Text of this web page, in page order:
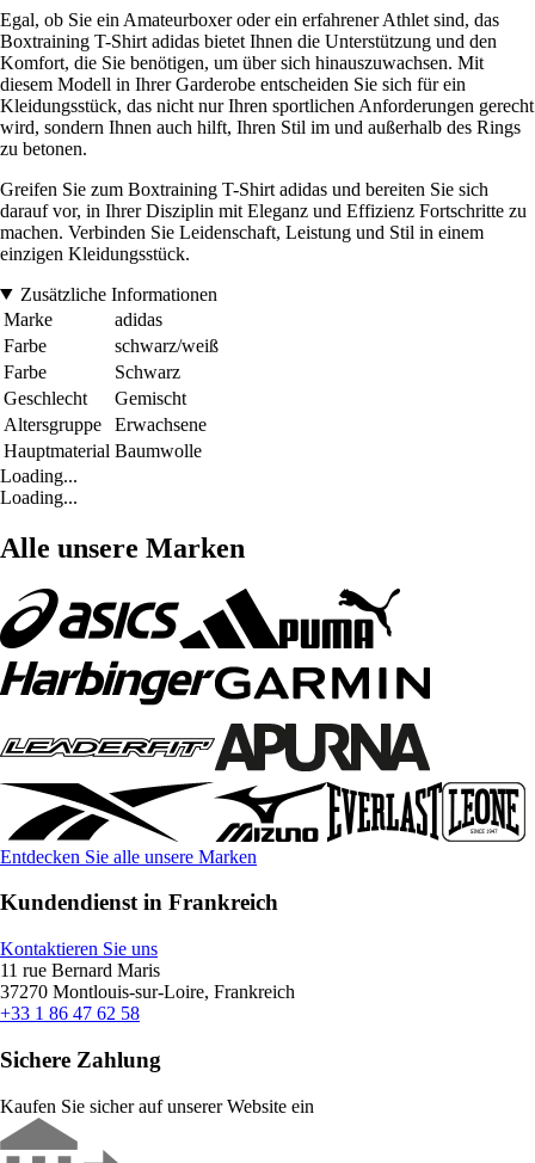
Egal, ob Sie ein Amateurboxer oder ein erfahrener Athlet sind, das
Boxtraining T-Shirt adidas bietet Ihnen die Unterstützung und den
Komfort, die Sie benötigen, um über sich hinauszuwachsen. Mit
diesem Modell in Ihrer Garderobe entscheiden Sie sich für ein
Kleidungsstück, das nicht nur Ihren sportlichen Anforderungen gerecht
wird, sondern Ihnen auch hilft, Ihren Stil im und außerhalb des Rings
zu betonen.
Greifen Sie zum Boxtraining T-Shirt adidas und bereiten Sie sich
darauf vor, in Ihrer Disziplin mit Eleganz und Effizienz Fortschritte zu
machen. Verbinden Sie Leidenschaft, Leistung und Stil in einem
einzigen Kleidungsstück.
Zusätzliche Informationen
Marke
adidas
Farbe
schwarz/weiß
Farbe
Schwarz
Geschlecht
Gemischt
Altersgruppe
Erwachsene
Hauptmaterial Baumwolle
Loading...
Loading...
Alle unsere Marken
Entdecken Sie alle unsere Marken
Kundendienst in Frankreich
Kontaktieren Sie uns
11 rue Bernard Maris
37270 Montlouis-sur-Loire, Frankreich
+33 1 86 47 62 58
Sichere Zahlung
Kaufen Sie sicher auf unserer Website ein